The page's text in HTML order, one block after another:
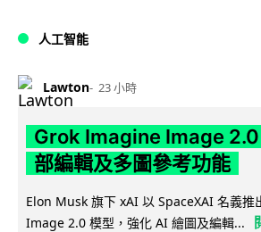
人工智能
Lawton 23 小時
Grok Imagine Image 2.0
部編輯及多圖參考功能
Elon Musk 旗下 xAI 以 SpaceXAI 名義
Image 2.0 模型，強化 AI 繪圖及編輯...